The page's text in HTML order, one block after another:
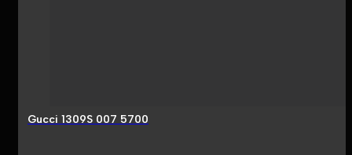
Gucci 1309S 007 5700